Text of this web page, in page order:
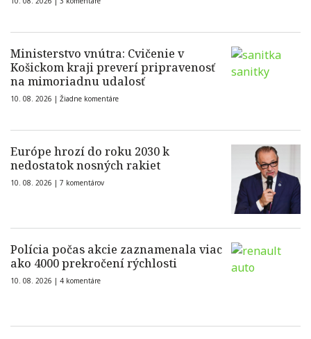
Ministerstvo vnútra: Cvičenie v
Košickom kraji preverí pripravenosť
na mimoriadnu udalosť
10. 08. 2026 | Žiadne komentáre
Európe hrozí do roku 2030 k
nedostatok nosných rakiet
10. 08. 2026 | 7 komentárov
Polícia počas akcie zaznamenala viac
ako 4000 prekročení rýchlosti
10. 08. 2026 | 4 komentáre